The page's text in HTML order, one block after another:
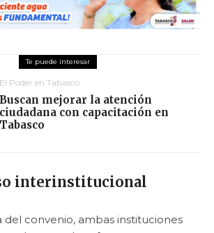
El Poder en Tabasco
Buscan mejorar la atención
ciudadana con capacitación en
Tabasco
interinstitucional
del convenio, ambas instituciones